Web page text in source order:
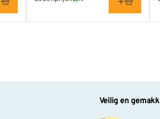
Veilig en